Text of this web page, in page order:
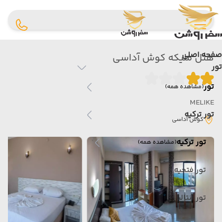
صفحه اصلی
تور
تور(مشاهده همه)
تور ترکیه
تور ترکیه(مشاهده همه)
تور فتحیه
تور آنتالیا
هتل ملیکه کوش آداسی
MELIKE
کوش آداسی